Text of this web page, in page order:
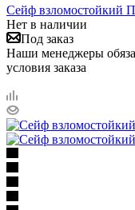
Сейф взломостойкий
Нет в наличии
Под заказ
Наши менеджеры
условия заказа